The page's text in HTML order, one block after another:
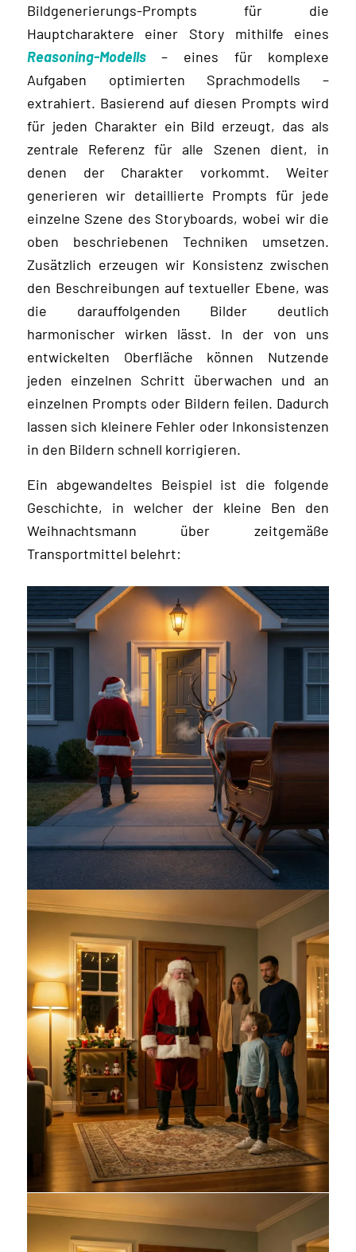
Bildgenerierungs-Prompts für die
Hauptcharaktere einer Story mithilfe eines
Reasoning-Modells– eines für komplexe
Aufgaben optimierten Sprachmodells –
extrahiert. Basierend auf diesen Prompts wird
für jeden Charakter ein Bild erzeugt, das als
zentrale Referenz für alle Szenen dient, in
denen der Charakter vorkommt. Weiter
generieren wir detaillierte Prompts für jede
einzelne Szene des Storyboards, wobei wir die
oben beschriebenen Techniken umsetzen.
Zusätzlich erzeugen wir Konsistenz zwischen
den Beschreibungen auf textueller Ebene, was
die darauffolgenden Bilder deutlich
harmonischer wirken lässt. In der von uns
entwickelten Oberfläche können Nutzende
jeden einzelnen Schritt überwachen und an
einzelnen Prompts oder Bildern feilen. Dadurch
lassen sich kleinere Fehler oder Inkonsistenzen
in den Bildern schnell korrigieren.
Ein abgewandeltes Beispiel ist die folgende
Geschichte, in welcher der kleine Ben den
Weihnachtsmann über zeitgemäße
Transportmittel belehrt: